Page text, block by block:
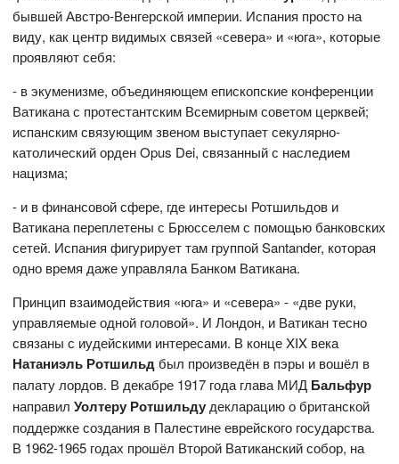
бывшей Австро-Венгерской империи. Испания просто на
виду, как центр видимых связей «севера» и «юга», которые
проявляют себя:
- в экуменизме, объединяющем епископские конференции
Ватикана с протестантским Всемирным советом церквей;
испанским связующим звеном выступает секулярно-
католический орден Opus Dei, связанный с наследием
нацизма;
- и в финансовой сфере, где интересы Ротшильдов и
Ватикана переплетены с Брюсселем с помощью банковских
сетей. Испания фигурирует там группой Santander, которая
одно время даже управляла Банком Ватикана.
Принцип взаимодействия «юга» и «севера» - «две руки,
управляемые одной головой». И Лондон, и Ватикан тесно
связаны с иудейскими интересами. В конце XIX века
Натаниэль Ротшильдбыл произведён в пэры и вошёл в
палату лордов. В декабре 1917 года глава МИД Бальфур
направилУолтеру Ротшильду декларацию о британской
поддержке создания в Палестине еврейского государства.
В 1962-1965 годах прошёл Второй Ватиканский собор, на